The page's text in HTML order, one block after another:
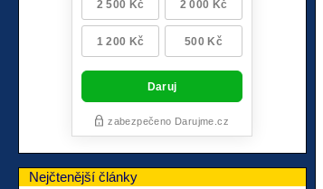
Nejčtenější články